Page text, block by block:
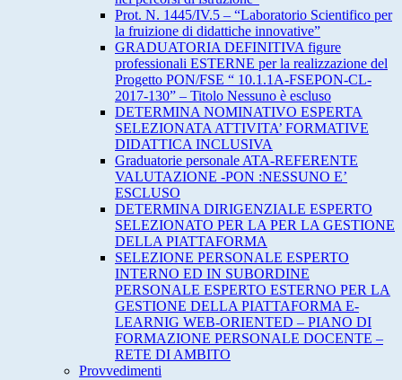
Prot. N. 1445/IV.5 – “Laboratorio Scientifico per
la fruizione di didattiche innovative”
GRADUATORIA DEFINITIVA figure
professionali ESTERNE per la realizzazione del
Progetto PON/FSE “ 10.1.1A-FSEPON-CL-
2017-130” – Titolo Nessuno è escluso
DETERMINA NOMINATIVO ESPERTA
SELEZIONATA ATTIVITA’ FORMATIVE
DIDATTICA INCLUSIVA
Graduatorie personale ATA-REFERENTE
VALUTAZIONE -PON :NESSUNO E’
ESCLUSO
DETERMINA DIRIGENZIALE ESPERTO
SELEZIONATO PER LA PER LA GESTIONE
DELLA PIATTAFORMA
SELEZIONE PERSONALE ESPERTO
INTERNO ED IN SUBORDINE
PERSONALE ESPERTO ESTERNO PER LA
GESTIONE DELLA PIATTAFORMA E-
LEARNIG WEB-ORIENTED – PIANO DI
FORMAZIONE PERSONALE DOCENTE –
RETE DI AMBITO
Provvedimenti